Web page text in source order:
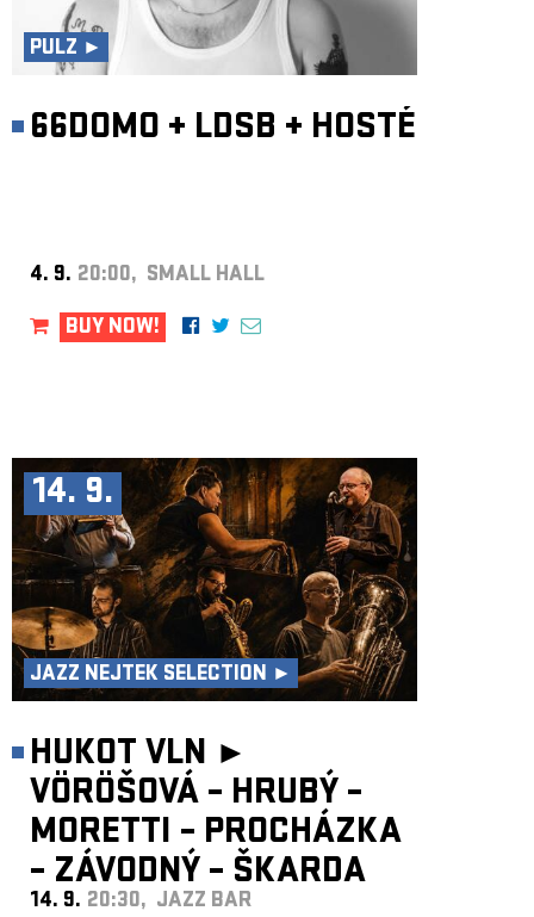
PULZ ►
66DOMO + LDSB + HOSTÉ
4. 9. 20:00, SMALL HALL
BUY NOW!
14. 9.
JAZZ NEJTEK SELECTION ►
HUKOT VLN ►
VÖRÖŠOVÁ – HRUBÝ –
MORETTI – PROCHÁZKA
– ZÁVODNÝ – ŠKARDA
14. 9. 20:30, JAZZ BAR